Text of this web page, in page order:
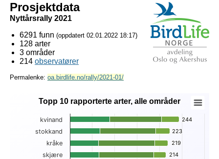
Prosjektdata
Nyttårsrally 2021
6291 funn (oppdatert 02.01.2022 18:17)
128 arter
3 områder
214 observatører
Permalenke: oa.birdlife.no/rally/2021-01/
Topp 10 rapporterte arter, alle områder
Bar chart with 3 data series.
View as data table, Topp 10 rapporterte arter, alle områder
The chart has 1 X axis displaying Art.
The chart has 1 Y axis displaying . Data ranges from 47 to
Topp 10 rapporterte arter, alle områder
244
244
223
223
219
219
214
214
kvinand
stokkand
kråke
skjære